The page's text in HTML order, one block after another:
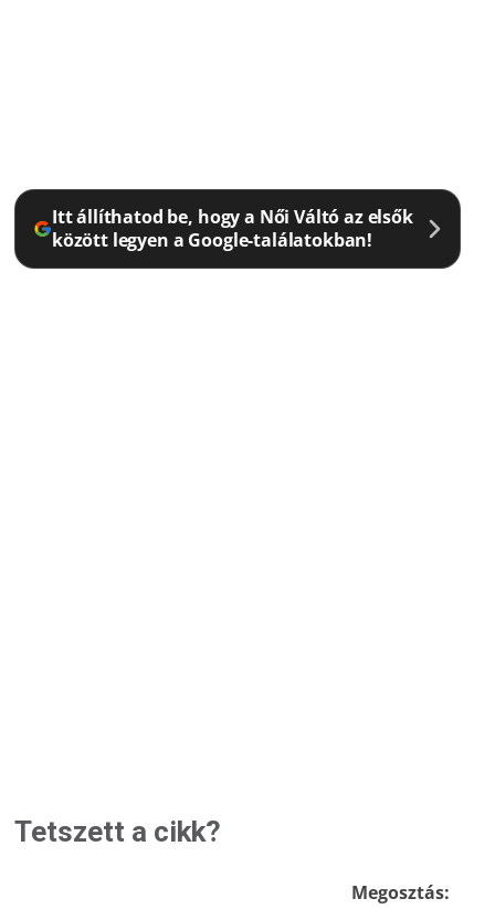
Itt állíthatod be, hogy a Női Váltó az elsők
között legyen a Google-találatokban!
Tetszett a cikk?
Megosztás: